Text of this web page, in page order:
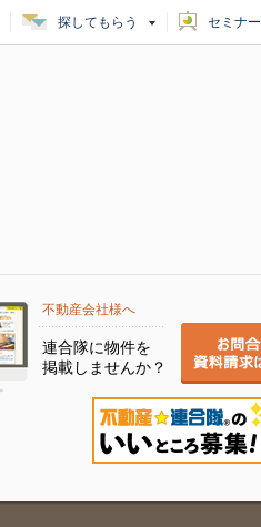
探してもらう セミナー
不動産会社様へ
連合隊に物件を
掲載しませんか？